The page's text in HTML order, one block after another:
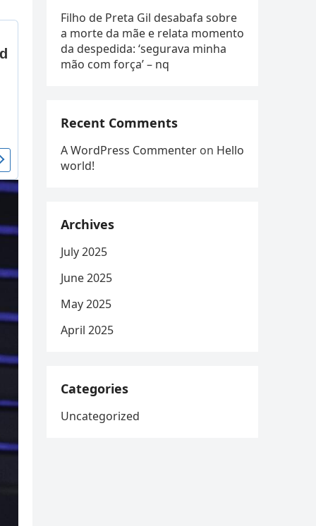
Filho de Preta Gil desabafa sobre
a morte da mãe e relata momento
da despedida: ‘segurava minha
mão com força’ – nq
Recent Comments
A WordPress Commenter on Hello
world!
Archives
July 2025
June 2025
May 2025
April 2025
Categories
Uncategorized